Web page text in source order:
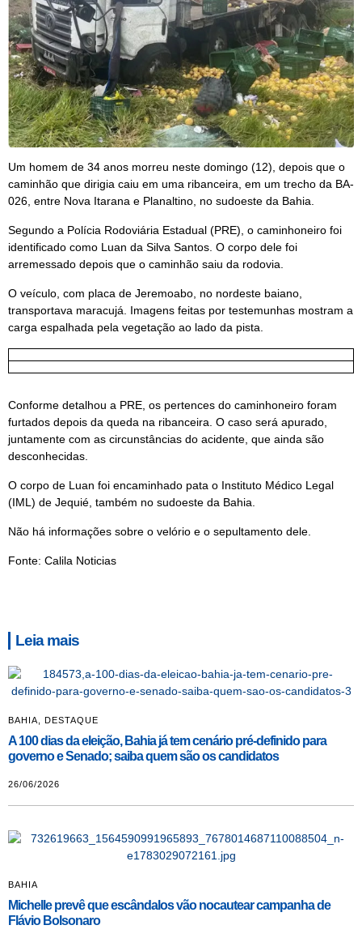
Um homem de 34 anos morreu neste domingo (12), depois que o
caminhão que dirigia caiu em uma ribanceira, em um trecho da BA-
026, entre Nova Itarana e Planaltino, no sudoeste da Bahia.
Segundo a Polícia Rodoviária Estadual (PRE), o caminhoneiro foi
identificado como Luan da Silva Santos. O corpo dele foi
arremessado depois que o caminhão saiu da rodovia.
O veículo, com placa de Jeremoabo, no nordeste baiano,
transportava maracujá. Imagens feitas por testemunhas mostram a
carga espalhada pela vegetação ao lado da pista.
Conforme detalhou a PRE, os pertences do caminhoneiro foram
furtados depois da queda na ribanceira. O caso será apurado,
juntamente com as circunstâncias do acidente, que ainda são
desconhecidas.
O corpo de Luan foi encaminhado pata o Instituto Médico Legal
(IML) de Jequié, também no sudoeste da Bahia.
Não há informações sobre o velório e o sepultamento dele.
Fonte: Calila Noticias
Leia mais
BAHIA DESTAQUE
A 100 dias da eleição, Bahia já tem cenário pré-definido para
governo e Senado; saiba quem são os candidatos
26/06/2026
BAHIA
Michelle prevê que escândalos vão nocautear campanha de
Flávio Bolsonaro